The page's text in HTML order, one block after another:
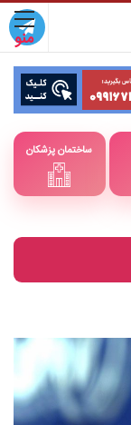
ساختمان پزشکان